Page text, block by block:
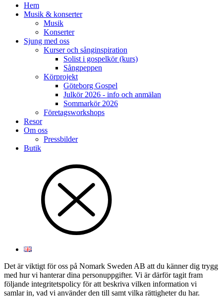
Hem
Musik & konserter
Musik
Konserter
Sjung med oss
Kurser och sånginspiration
Solist i gospelkör (kurs)
Sångpeppen
Körprojekt
Göteborg Gospel
Julkör 2026 - info och anmälan
Sommarkör 2026
Företagsworkshops
Resor
Om oss
Pressbilder
Butik
Det är viktigt för oss på Nomark Sweden AB att du känner dig trygg
med hur vi hanterar dina personuppgifter. Vi är därför tagit fram
följande integritetspolicy för att beskriva vilken information vi
samlar in, vad vi använder den till samt vilka rättigheter du har.